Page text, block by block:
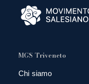
MGS Triveneto
Chi siamo